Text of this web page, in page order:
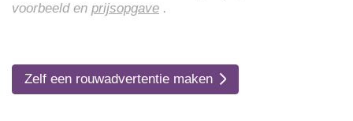
voorbeeld en prijsopgave .
Zelf een rouwadvertentie maken